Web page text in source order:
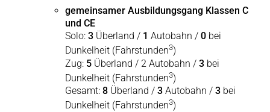
gemeinsamer Ausbildungsgang Klassen C
und CE
Solo:3 Überland / 1 Autobahn /0 bei
Dunkelheit (Fahrstunden3)
Zug: 5 Überland / 2 Autobahn /3 bei
Dunkelheit (Fahrstunden3)
Gesamt:8 Überland /3 Autobahn /3 bei
Dunkelheit (Fahrstunden3)